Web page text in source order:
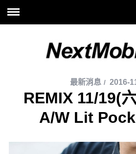
最新消息 2016-
REMIX 11/19(
A/W Lit